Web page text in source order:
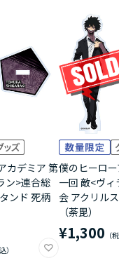
カデミア 第
ン>連合総
ンド 死柄
僕のヒーロ
一回 敵<ヴ
会 アクリル
（荼毘）
¥1,300